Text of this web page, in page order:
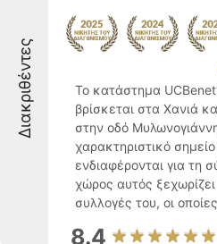
Διακριθέντες
Το κατάστημα
βρίσκεται στα Χανιά
στην οδό
χαρακτηριστικό
ενδιαφέρονται για τη
χώρος αυτός ξεχωρίζει
συλλογές του, οι
8.4